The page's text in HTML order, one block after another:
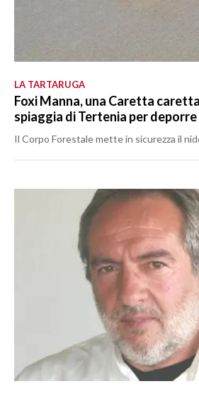
LA TARTARUGA
Foxi Manna, una Caretta
spiaggia di Tertenia per deporre
Il Corpo Forestale mette in sicurezza il